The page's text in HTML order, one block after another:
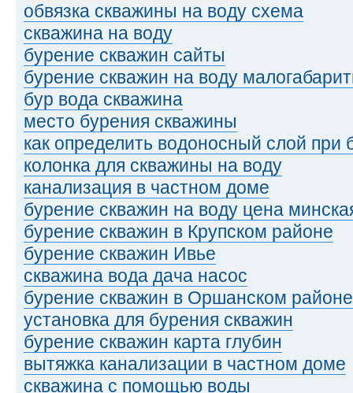
обвязка скважины на воду схема
скважина на воду
бурение скважин сайты
бурение скважин на воду
бур вода скважина
место бурения скважины
как определить водоносный слой при
колонка для скважины на воду
канализация в частном доме
бурение скважин на воду цена
бурение скважин в Крупском районе
бурение скважин Ивье
скважина вода дача насос
бурение скважин в Оршанском районе
установка для бурения скважин
бурение скважин карта глубин
вытяжка канализации в частном доме
скважина с помощью воды